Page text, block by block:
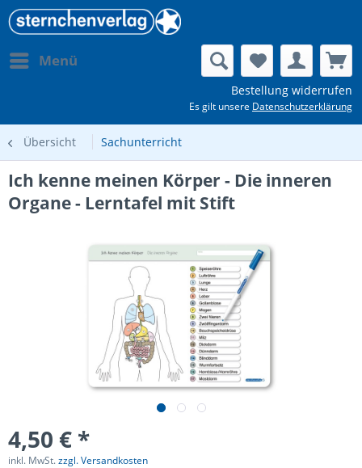
Menü
Bestellung widerrufen
Es gilt unsere Datenschutzerklärung
Übersicht Sachunterricht
Ich kenne meinen Körper - Die inneren
Organe - Lerntafel mit Stift
4,50 € *
inkl. MwSt.zzgl. Versandkosten